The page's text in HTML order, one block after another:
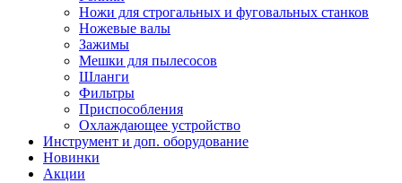
Ножи для строгальных и фуговальных станков
Ножевые валы
Зажимы
Мешки для пылесосов
Шланги
Фильтры
Приспособления
Охлаждающее устройство
Инструмент и доп. оборудование
Новинки
Акции